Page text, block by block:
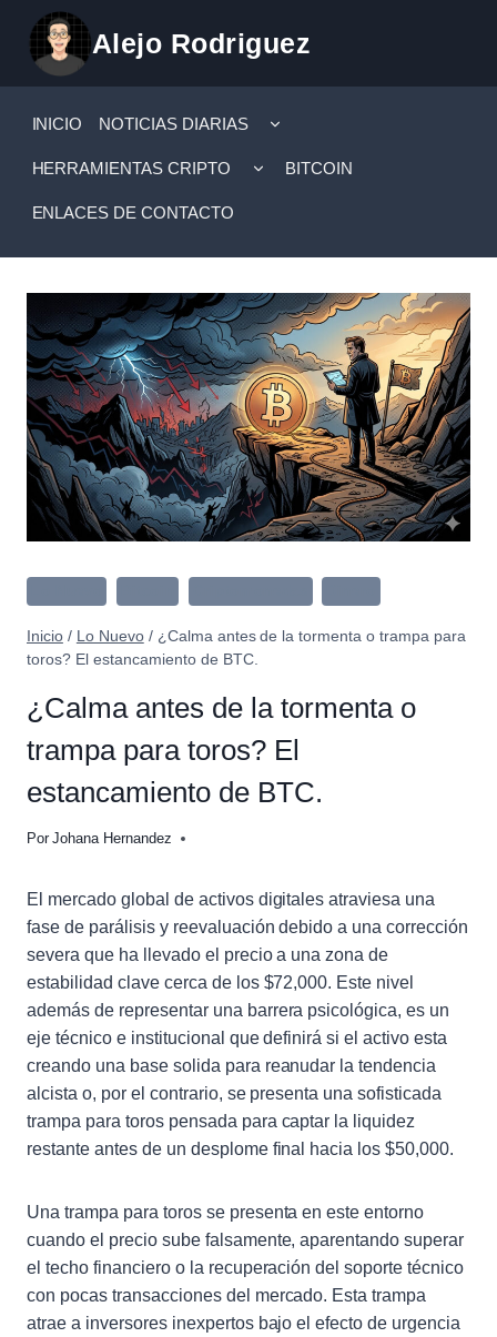
contenido
Alejo Rodriguez
INICIO NOTICIAS DIARIAS
ALTERNAR
HERRAMIENTAS CRIPTO
ALTERNAR
MENÚ
BITCOIN
ENLACES DE CONTACTO
Inicio / Lo Nuevo / ¿Calma antes de la tormenta o trampa para
toros? El estancamiento de BTC.
¿Calma antes de la tormenta o
trampa para toros? El
estancamiento de BTC.
Por Johana Hernandez
El mercado global de activos digitales atraviesa una
fase de parálisis y reevaluación debido a una corrección
severa que ha llevado el precio a una zona de
estabilidad clave cerca de los $72,000. Este nivel
además de representar una barrera psicológica, es un
eje técnico e institucional que definirá si el activo esta
creando una base solida para reanudar la tendencia
alcista o, por el contrario, se presenta una sofisticada
trampa para toros pensada para captar la liquidez
restante antes de un desplome final hacia los $50,000.
Una trampa para toros se presenta en este entorno
cuando el precio sube falsamente, aparentando superar
el techo financiero o la recuperación del soporte técnico
con pocas transacciones del mercado. Esta trampa
atrae a inversores inexpertos bajo el efecto de urgencia